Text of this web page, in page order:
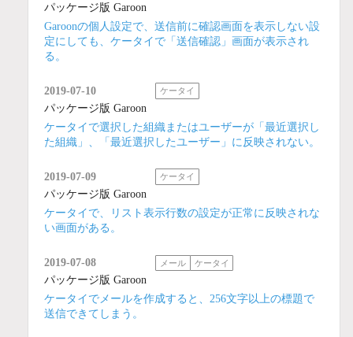
パッケージ版 Garoon
Garoonの個人設定で、送信前に確認画面を表示しない設
定にしても、ケータイで「送信確認」画面が表示され
る。
2019-07-10 ケータイ
パッケージ版 Garoon
ケータイで選択した組織またはユーザーが「最近選択し
た組織」、「最近選択したユーザー」に反映されない。
2019-07-09 ケータイ
パッケージ版 Garoon
ケータイで、リスト表示行数の設定が正常に反映されな
い画面がある。
2019-07-08 メール ケータイ
パッケージ版 Garoon
ケータイでメールを作成すると、256文字以上の標題で
送信できてしまう。